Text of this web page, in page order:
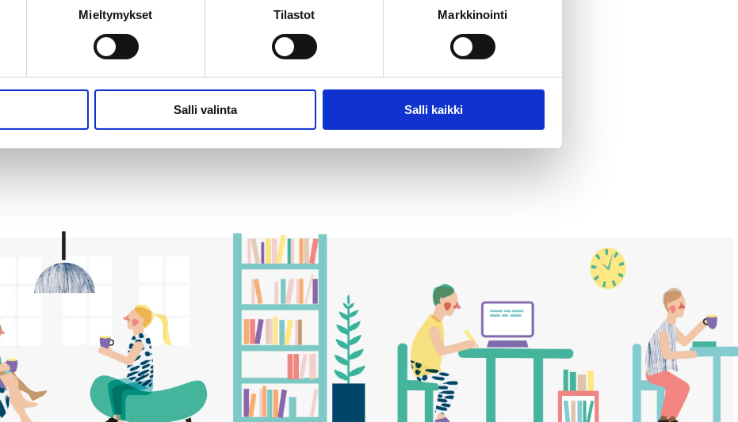
Mieltymykset Tilastot Markkinointi
Salli valinta Salli kaikki
Maksu: Museon pääsymaksu 7 euroa tai Museokortti. Yhdistys tarjoaa opastuksen ja kahvin.
Ilmoittautuminen viimeistään 9.1. opastusryhmän koon ja kahvitarjoilun vuoksi Meri 050 327 8261,
meribrusi@gmail.com tai Auli 040 839 1891, auli.raunio@dnainternet.net.